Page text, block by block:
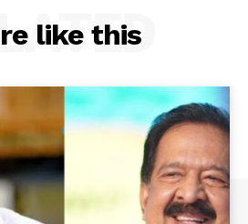
like this